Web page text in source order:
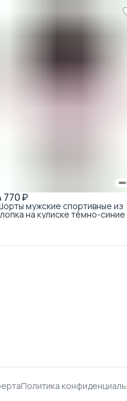
770 ₽
мужские спортивные из
на кулиске тёмно-синие
Политика